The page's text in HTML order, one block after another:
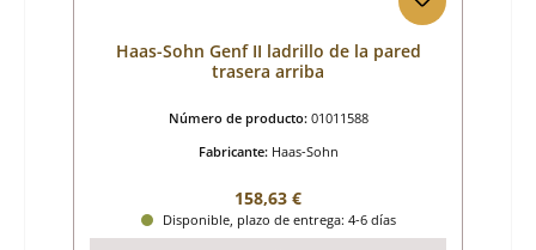
Haas-Sohn Genf II ladrillo de la pared
trasera arriba
Número de producto: 01011588
Fabricante: Haas-Sohn
Precio normal:
158,63 €
Disponible, plazo de entrega: 4-6 días